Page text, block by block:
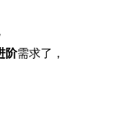
阶需求了，